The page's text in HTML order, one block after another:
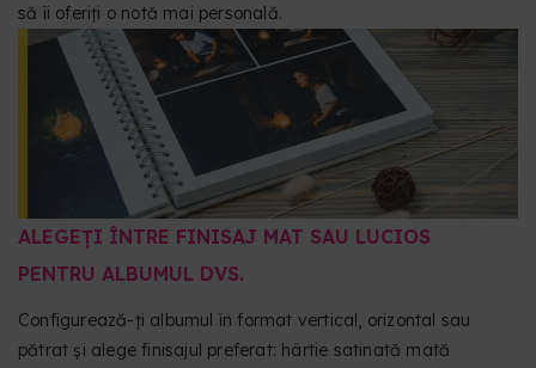
să îi oferiți o notă mai personală.
ALEGEȚI ÎNTRE FINISAJ MAT SAU LUCIOS
PENTRU ALBUMUL DVS.
Configurează-ți albumul în format vertical, orizontal sau
pătrat și alege finisajul preferat: hârtie satinată mată